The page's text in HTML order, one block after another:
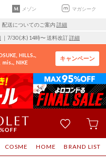
メゾン マガシーク
配送についてのご案内 詳細
｜7/30 (木) 14時〜 送料改訂詳細
HILLS..
mis.. NIKE
キャンペーン
COSME HOME BRAND LIST